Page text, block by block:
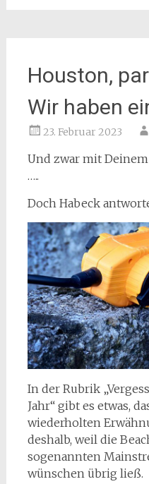
Houston,
Wir haben
23. Februar 2023
Und zwar mit
…..
Doch Habeck
In der Rubrik
Jahr“ gibt es etwas,
wiederholten
deshalb, weil die
sogenannten
wünschen übrig ließ.